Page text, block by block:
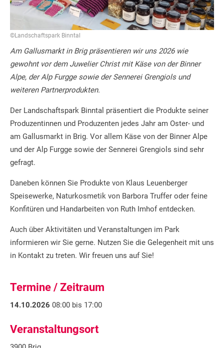
©Landschaftspark Binntal
Am Gallusmarkt in Brig präsentieren wir uns 2026 wie
gewohnt vor dem Juwelier Christ mit Käse von der Binner
Alpe, der Alp Furgge sowie der Sennerei Grengiols und
weiteren Partnerprodukten.
Der Landschaftspark Binntal präsentiert die Produkte seiner
Produzentinnen und Produzenten jedes Jahr am Oster- und
am Gallusmarkt in Brig. Vor allem Käse von der Binner Alpe
und der Alp Furgge sowie der Sennerei Grengiols sind sehr
gefragt.
Daneben können Sie Produkte von Klaus Leuenberger
Speisewerke, Naturkosmetik von Barbora Truffer oder feine
Konfitüren und Handarbeiten von Ruth Imhof entdecken.
Auch über Aktivitäten und Veranstaltungen im Park
informieren wir Sie gerne. Nutzen Sie die Gelegenheit mit uns
in Kontakt zu treten. Wir freuen uns auf Sie!
Termine / Zeitraum
14.10.2026 08:00 bis 17:00
Veranstaltungsort